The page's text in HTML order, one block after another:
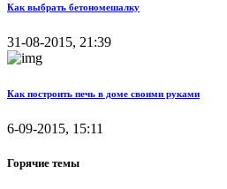
Как выбрать бетономешалку
31-08-2015, 21:39
Как построить печь в доме своими руками
6-09-2015, 15:11
Горячие темы